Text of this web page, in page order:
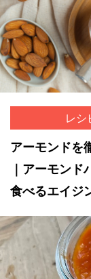
レシ
アーモンドを
｜アーモンド
食べるエイジ